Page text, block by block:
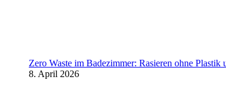
Zero Waste im Badezimmer: Rasieren ohne Plastik
8. April 2026